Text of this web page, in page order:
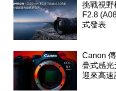
挑戰視野
F2.8
式發表
Canon
疊式感光
迎來高速